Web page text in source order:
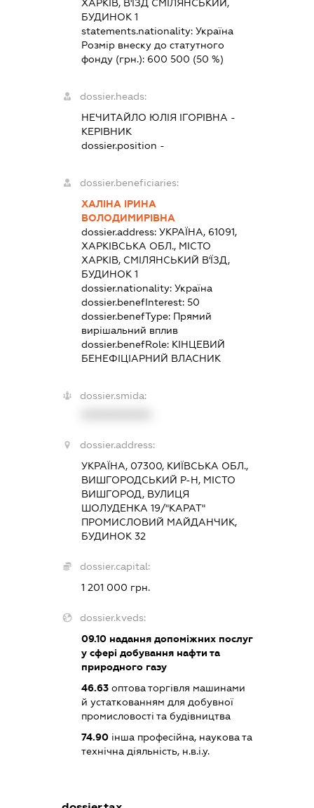
ХАРКІВ, В'ЇЗД СМІЛЯНСЬКИЙ,
БУДИНОК 1
statements.nationality: Україна
Розмір внеску до статутного
фонду (грн.): 600 500 (50 %)
dossier.heads:
НЕЧИТАЙЛО ЮЛІЯ ІГОРІВНА -
КЕРІВНИК
dossier.position -
dossier.beneficiaries:
ХАЛІНА ІРИНА
ВОЛОДИМИРІВНА
dossier.address: УКРАЇНА, 61091,
ХАРКІВСЬКА ОБЛ., МІСТО
ХАРКІВ, СМІЛЯНСЬКИЙ В'ЇЗД,
БУДИНОК 1
dossier.nationality: Україна
dossier.benefInterest: 50
dossier.benefType: Прямий
вирішальний вплив
dossier.benefRole: КІНЦЕВИЙ
БЕНЕФІЦІАРНИЙ ВЛАСНИК
dossier.smida:
dossier.address:
УКРАЇНА, 07300, КИЇВСЬКА ОБЛ.,
ВИШГОРОДСЬКИЙ Р-Н, МІСТО
ВИШГОРОД, ВУЛИЦЯ
ШОЛУДЕНКА 19/"КАРАТ"
ПРОМИСЛОВИЙ МАЙДАНЧИК,
БУДИНОК 32
dossier.capital:
1 201 000 грн.
dossier.kveds:
09.10надання допоміжних послуг
у сфері добування нафти та
природного газу
46.63оптова торгівля машинами
й устаткованням для добувної
промисловості та будівництва
74.90інша професійна, наукова та
технічна діяльність, н.в.і.у.